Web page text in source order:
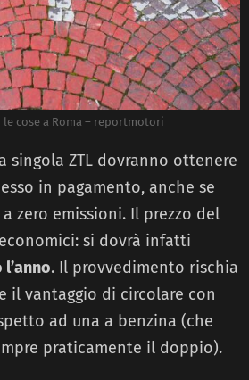
le cose a Roma – reportmotori
singola ZTL dovranno ottenere
in pagamento, anche se
zero emissioni. Il prezzo del
si dovrà infatti
. Il provvedimento rischia
il vantaggio di circolare con
ad una a benzina (che
praticamente il doppio).